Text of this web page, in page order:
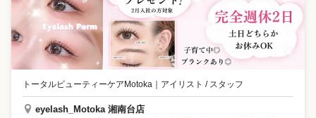
トータルビューティーケアMotoka ｜ アイリスト / スタッフ
eyelash_Motoka 湘南台店